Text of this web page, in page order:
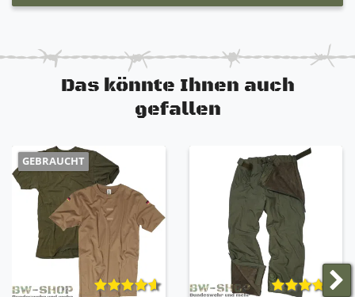
Das könnte Ihnen auch
gefallen
GEBRAUCHT